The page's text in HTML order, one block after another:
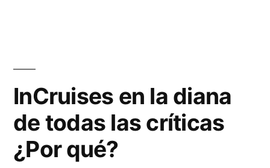
Agosto
2020
InCruises en la diana
de todas las críticas
¿Por qué?